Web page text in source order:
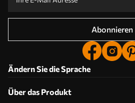
Abonnieren
Ändern Sie die Sprache
Über das Produkt